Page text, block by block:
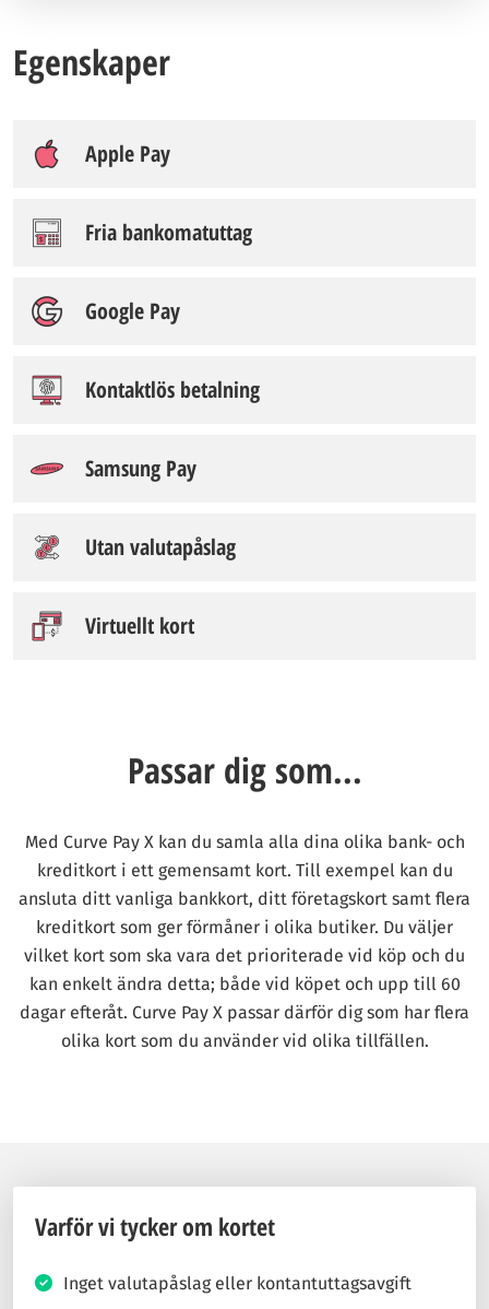
Egenskaper
Apple Pay
Fria bankomatuttag
Google Pay
Kontaktlös betalning
Samsung Pay
Utan valutapåslag
Virtuellt kort
Passar dig som...
Med Curve Pay X kan du samla alla dina olika bank- och
kreditkort i ett gemensamt kort. Till exempel kan du
ansluta ditt vanliga bankkort, ditt företagskort samt flera
kreditkort som ger förmåner i olika butiker. Du väljer
vilket kort som ska vara det prioriterade vid köp och du
kan enkelt ändra detta; både vid köpet och upp till 60
dagar efteråt. Curve Pay X passar därför dig som har flera
olika kort som du använder vid olika tillfällen.
Varför vi tycker om kortet
Inget valutapåslag eller kontantuttagsavgift